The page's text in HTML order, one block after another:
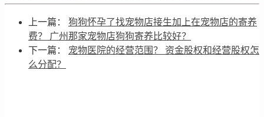
上一篇： 狗狗怀孕了找宠物店接生加上在宠物店的寄养
费？ 广州那家宠物店狗狗寄养比较好？
下一篇： 宠物医院的经营范围？ 资金股权和经营股权怎
么分配？